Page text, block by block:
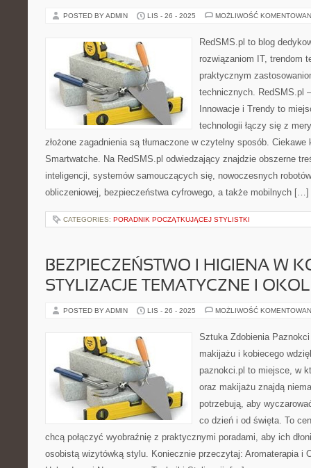
POSTED BY ADMIN LIS - 26 - 2025 MOŻLIWOŚĆ
RedSMS.pl to blog
rozwiązaniom IT, trendom
praktycznym
technicznych. RedSMS.pl
Innowacje i Trendy to
technologii łączy się z
złożone zagadnienia są tłumaczone w czytelny sposób.
Smartwatche. Na RedSMS.pl odwiedzający znajdzie obszerne
inteligencji, systemów samouczących się, nowoczesnych
obliczeniowej, bezpieczeństwa cyfrowego, a także mobilnych […]
CATEGORIES: PORADNIK POCZĄTKUJĄCEJ STYLISTKI
BEZPIECZEŃSTWO I HIGIENA W
STYLIZACJE TEMATYCZNE I
POSTED BY ADMIN LIS - 26 - 2025 MOŻLIWOŚĆ
Sztuka Zdobienia
makijażu i kobiecego
paznokci.pl to miejsce, w
oraz makijażu znajdą
potrzebują, aby
co dzień i od święta. To
chcą połączyć wyobraźnię z praktycznymi poradami, aby ich
osobistą wizytówką stylu. Koniecznie przeczytaj: Aromaterapia i